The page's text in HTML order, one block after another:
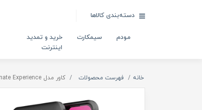
دسته‌بندی کالاها
مودم سیمکارت
خرید و تمدید
اینترنت
خانه فهرست محصولات کاور مدل Ultimate Experience مناسب برای گوشی موبایل سامسونگ M10